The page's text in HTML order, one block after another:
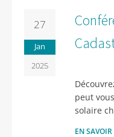
27
Jan
2025
peut
solaire
EN